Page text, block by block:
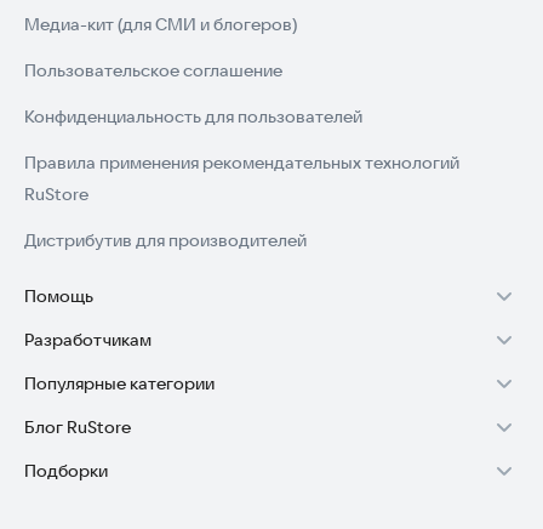
Медиа-кит (для СМИ и блогеров)
Пользовательское соглашение
Конфиденциальность для пользователей
Правила применения рекомендательных технологий
RuStore
Дистрибутив для производителей
Помощь
Установка RuStore на TV
Установка RuStore на телефон
Установка RuStore в машину
Помощь пользователям RuStore
Разработчикам
Зарабатывать с RuStore
Стать разработчиком
Доступ к RuStore Консоль
Популярные категории
Игры для Android
Приложения банков
Блог RuStore
Обзоры игр для Android 2025
Подборки